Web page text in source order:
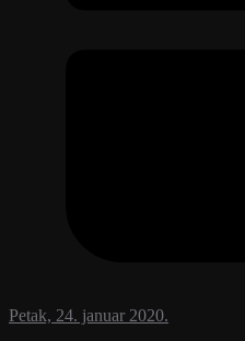
Petak, 24. januar 2020.